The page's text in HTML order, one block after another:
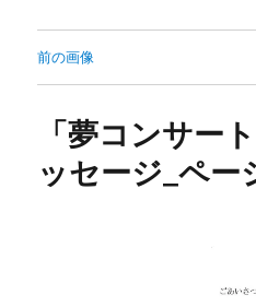
前の画像
「夢コンサー
ッセージ_ペー